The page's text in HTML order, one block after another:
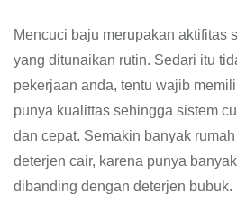
Mencuci baju merupakan aktifitas
yang ditunaikan rutin. Sedari itu
pekerjaan anda, tentu wajib
punya kualittas sehingga sistem
dan cepat. Semakin banyak
deterjen cair, karena punya
dibanding dengan deterjen bubuk.